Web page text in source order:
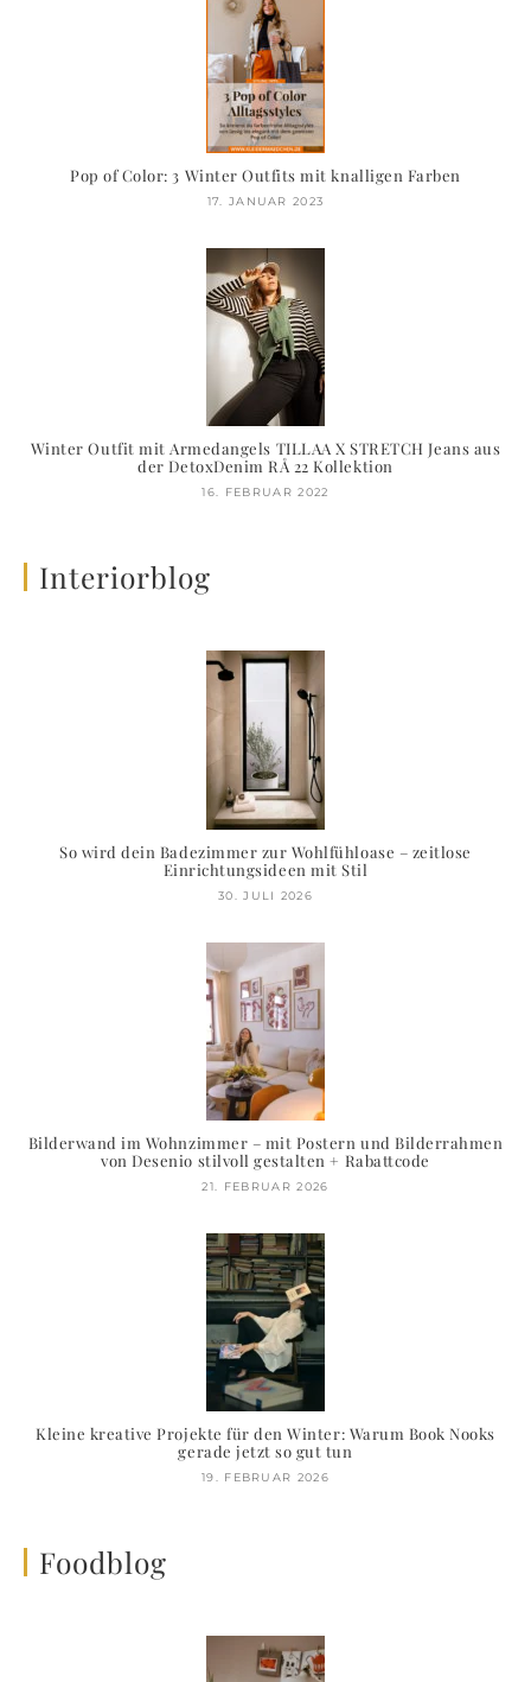
Pop of Color: 3 Winter Outfits mit knalligen Farben
17. JANUAR 2023
Winter Outfit mit Armedangels TILLAA X STRETCH Jeans aus
der DetoxDenim RÅ 22 Kollektion
16. FEBRUAR 2022
Interiorblog
So wird dein Badezimmer zur Wohlfühloase – zeitlose
Einrichtungsideen mit Stil
30. JULI 2026
Bilderwand im Wohnzimmer – mit Postern und Bilderrahmen
von Desenio stilvoll gestalten + Rabattcode
21. FEBRUAR 2026
Kleine kreative Projekte für den Winter: Warum Book Nooks
gerade jetzt so gut tun
19. FEBRUAR 2026
Foodblog